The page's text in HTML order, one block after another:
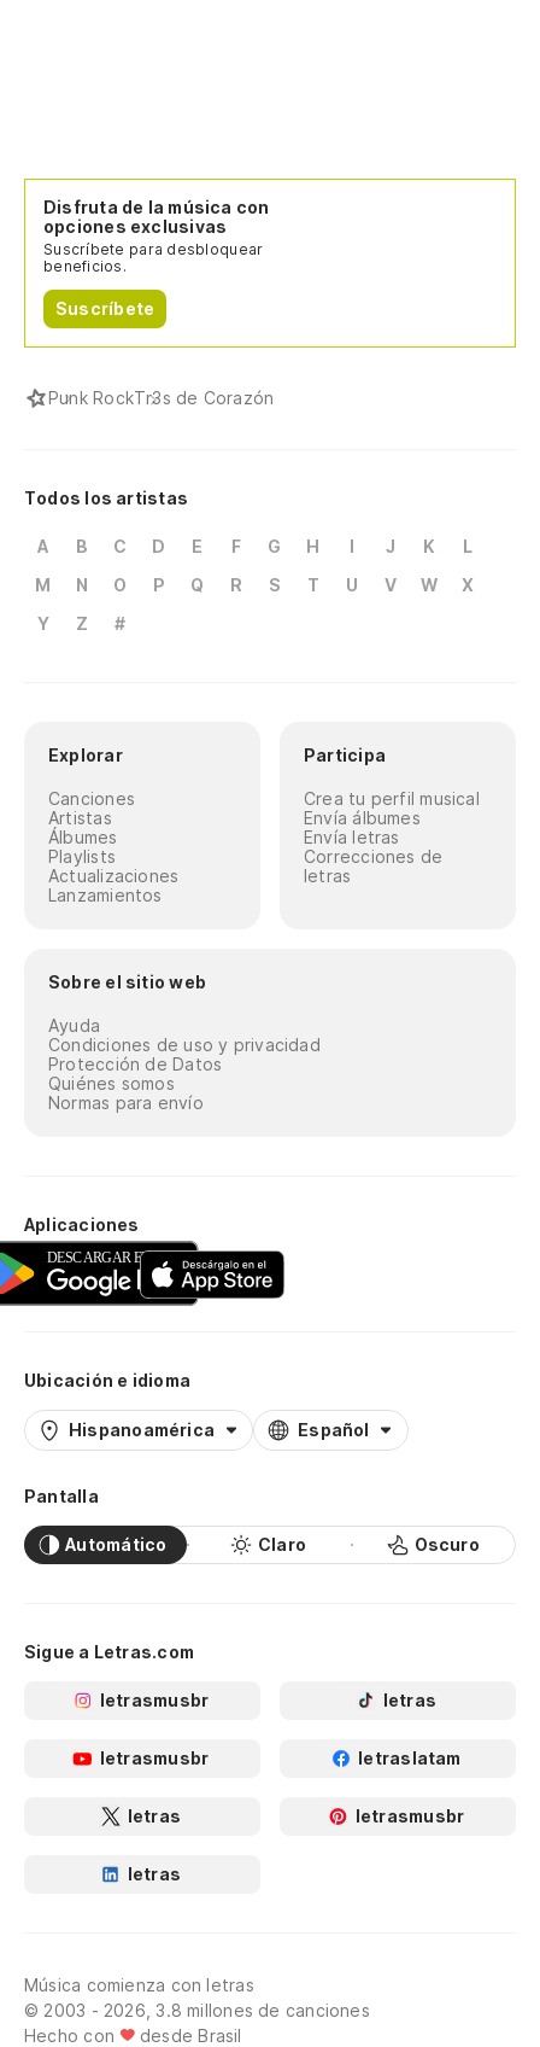
Disfruta de la música con
opciones exclusivas
Suscríbete para desbloquear
beneficios.
Suscríbete
Punk RockTr3s de Corazón
Todos los artistas
A B C D E F G H I J K
L
M
N O P Q R S T U V W
X
Y
Z #
Explorar
Canciones
Artistas
Álbumes
Playlists
Actualizaciones
Lanzamientos
Participa
Crea tu perfil musical
Envía álbumes
Envía letras
Correcciones de
letras
Sobre el sitio web
Ayuda
Condiciones de uso y privacidad
Protección de Datos
Quiénes somos
Normas para envío
Aplicaciones
Ubicación e idioma
Hispanoamérica Español
Pantalla
Automático Claro Oscuro
Sigue a Letras.com
letrasmusbr letras
letrasmusbr letraslatam
letras letrasmusbr
letras
Música comienza con letras
© 2003 - 2026, 3.8 millones de canciones
Hecho con
desde Brasil